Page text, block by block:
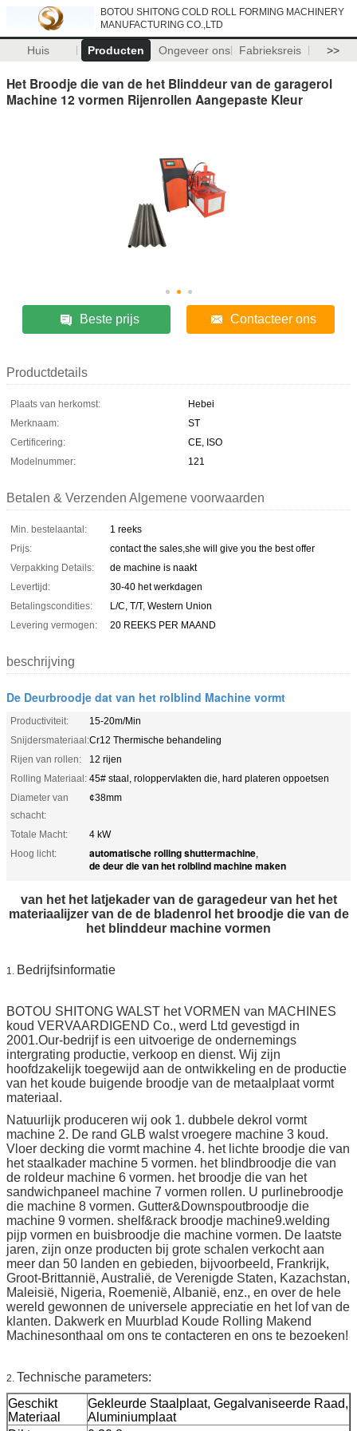
BOTOU SHITONG COLD ROLL FORMING MACHINERY
MANUFACTURING CO.,LTD
Huis Producten Ongeveer ons Fabrieksreis >>
Het Broodje die van de het Blinddeur van de garagerol
Machine 12 vormen Rijenrollen Aangepaste Kleur
Beste prijs Contacteer ons
Productdetails
Plaats van herkomst:
Hebei
Merknaam:
ST
Certificering:
CE, ISO
Modelnummer:
121
Betalen & Verzenden Algemene voorwaarden
Min. bestelaantal:
1 reeks
Prijs:
contact the sales,she will give you the best offer
Verpakking Details:
de machine is naakt
Levertijd:
30-40 het werkdagen
Betalingscondities:
L/C, T/T, Western Union
Levering vermogen:
20 REEKS PER MAAND
beschrijving
De Deurbroodje dat van het rolblind Machine vormt
Productiviteit:
15-20m/Min
Snijdersmateriaal:Cr12 Thermische behandeling
Rijen van rollen:
12 rijen
Rolling Materiaal: 45# staal, roloppervlakten die, hard plateren oppoetsen
Diameter van
schacht:
¢38mm
Totale Macht:
4 kW
Hoog licht:
automatische rolling shuttermachine,
de deur die van het rolblind machine maken
van het het latjekader van de garagedeur van het het
materiaalijzer van de de bladenrol het broodje die van de
het blinddeur machine vormen
1. Bedrijfsinformatie
BOTOU SHITONG WALST het VORMEN van MACHINES
koud VERVAARDIGEND Co., werd Ltd gevestigd in
2001.Our-bedrijf is een uitvoerige de ondernemings
intergrating productie, verkoop en dienst. Wij zijn
hoofdzakelijk toegewijd aan de ontwikkeling en de productie
van het koude buigende broodje van de metaalplaat vormt
materiaal.
Natuurlijk produceren wij ook 1. dubbele dekrol vormt
machine 2. De rand GLB walst vroegere machine 3 koud.
Vloer decking die vormt machine 4. het lichte broodje die van
het staalkader machine 5 vormen. het blindbroodje die van
de roldeur machine 6 vormen. het broodje die van het
sandwichpaneel machine 7 vormen rollen. U purlinebroodje
die machine 8 vormen. Gutter&Downspoutbroodje die
machine 9 vormen. shelf&rack broodje machine9.welding
pijp vormen en buisbroodje die machine vormen. De laatste
jaren, zijn onze producten bij grote schalen verkocht aan
meer dan 50 landen en gebieden, bijvoorbeeld, Frankrijk,
Groot-Brittannië, Australië, de Verenigde Staten, Kazachstan,
Maleisië, Nigeria, Roemenië, Albanië, enz., en over de hele
wereld gewonnen de universele appreciatie en het lof van de
klanten. Dakwerk en Muurblad Koude Rolling Makend
Machinesonthaal om ons te contacteren en ons te bezoeken!
2. Technische parameters:
Geschikt
Materiaal
Gekleurde Staalplaat, Gegalvaniseerde Raad,
Aluminiumplaat